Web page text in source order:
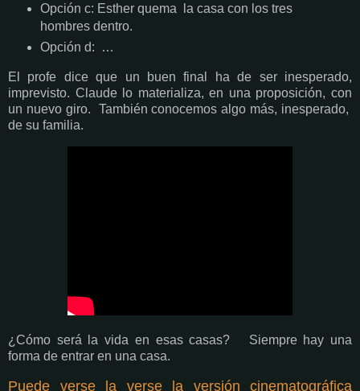
Opción c: Esther quema la casa con los tres
hombres dentro.
Opción d: …
El profe dice que un buen final ha de ser inesperado,
imprevisto. Claude lo materializa, en una proposición, con
un nuevo giro. También conocemos algo más, inesperado,
de su familia.
¿Cómo será la vida en esas casas? Siempre hay una
forma de entrar en una casa.
Puede verse la verse la versión cinematográfica